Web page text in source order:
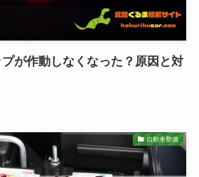
が作動しなくなった？原因と対
自動車整備